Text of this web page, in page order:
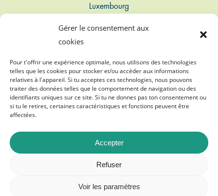
Gérer le consentement aux
cookies
Pour t'offrir une expérience optimale, nous utilisons des technologies
telles que les cookies pour stocker et/ou accéder aux informations
relatives à l'appareil. Si tu acceptes ces technologies, nous pouvons
traiter des données telles que le comportement de navigation ou des
identifiants uniques sur ce site. Si tu ne donnes pas ton consentement ou
si tu le retires, certaines caractéristiques et fonctions peuvent être
affectées.
Accepter
Refuser
Voir les paramètres
Luxembourg
T: +352 661 497 947
E: info@biogasvereenegung.lu
Biogasvereenegung A.s.b.l.
Protection des données